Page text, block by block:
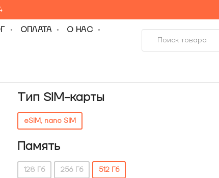
ОПЛАТА О НАС
Тип SIM-карты
eSIM, nano SIM
Память
128 Гб 256 Гб 512 Гб